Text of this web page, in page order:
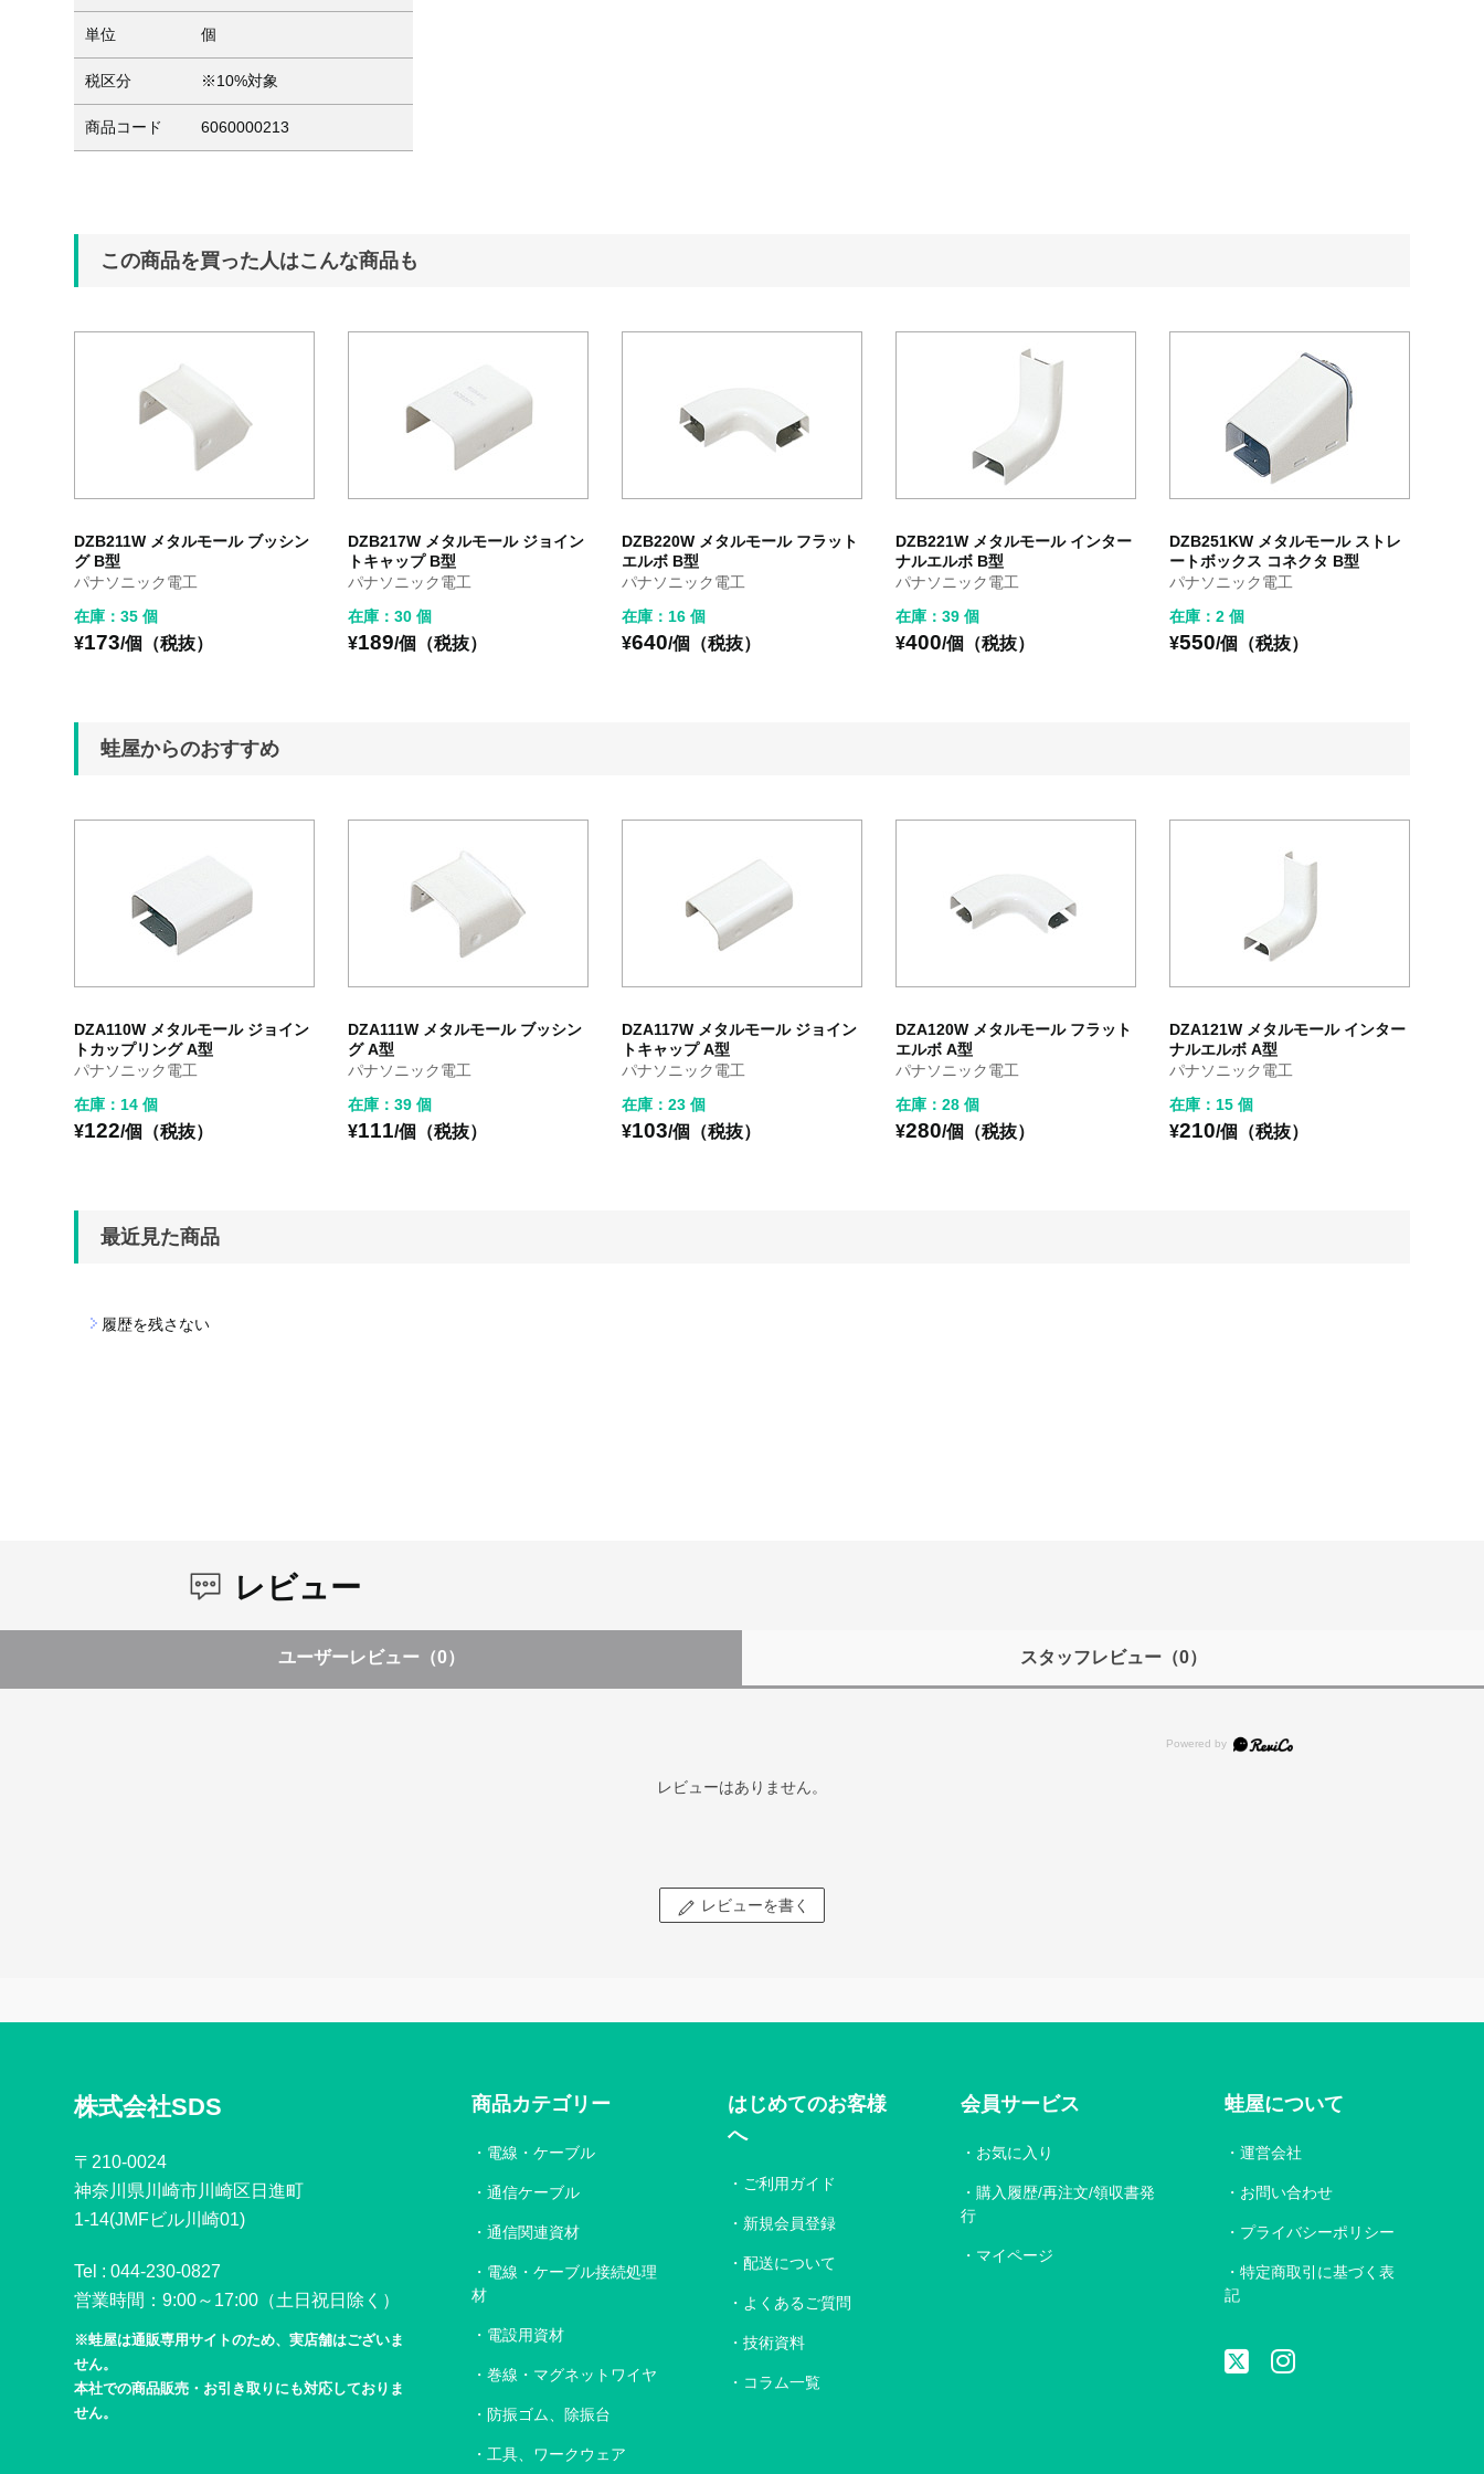
単位 個
税区分 ※10%対象
商品コード 6060000213
この商品を買った人はこんな商品も
DZB211W メタルモール ブッシン
グ B型
パナソニック電工
在庫：35 個
¥173/個（税抜）
DZB217W メタルモール ジョイン
トキャップ B型
パナソニック電工
在庫：30 個
¥189/個（税抜）
DZB220W メタルモール フラット
エルボ B型
パナソニック電工
在庫：16 個
¥640/個（税抜）
DZB221W メタルモール インター
ナルエルボ B型
パナソニック電工
在庫：39 個
¥400/個（税抜）
DZB251KW メタルモール ストレ
ートボックス コネクタ B型
パナソニック電工
在庫：2 個
¥550/個（税抜）
蛙屋からのおすすめ
DZA110W メタルモール ジョイン
トカップリング A型
パナソニック電工
在庫：14 個
¥122/個（税抜）
DZA111W メタルモール ブッシン
グ A型
パナソニック電工
在庫：39 個
¥111/個（税抜）
DZA117W メタルモール ジョイン
トキャップ A型
パナソニック電工
在庫：23 個
¥103/個（税抜）
DZA120W メタルモール フラット
エルボ A型
パナソニック電工
在庫：28 個
¥280/個（税抜）
DZA121W メタルモール インター
ナルエルボ A型
パナソニック電工
在庫：15 個
¥210/個（税抜）
最近見た商品
履歴を残さない
レビュー
ユーザーレビュー （0） スタッフレビュー（0）
レビューはありません。
レビューを書く
株式会社SDS
〒210-0024
神奈川県川崎市川崎区日進町
1-14(JMFビル川崎01)
Tel :044-230-0827
営業時間：9:00～17:00（土日祝日除く）
※蛙屋は通販専用サイトのため、実店舗はございま
せん。
本社での商品販売・お引き取りにも対応しておりま
せん。
商品カテゴリー
電線・ケーブル
通信ケーブル
通信関連資材
電線・ケーブル接続処理
材
電設用資材
巻線・マグネットワイヤ
防振ゴム、除振台
工具、ワークウェア
はじめてのお客様
へ
ご利用ガイド
新規会員登録
配送について
よくあるご質問
技術資料
コラム一覧
会員サービス
お気に入り
購入履歴/再注文/領収書発
行
マイページ
蛙屋について
運営会社
お問い合わせ
プライバシーポリシー
特定商取引に基づく表
記